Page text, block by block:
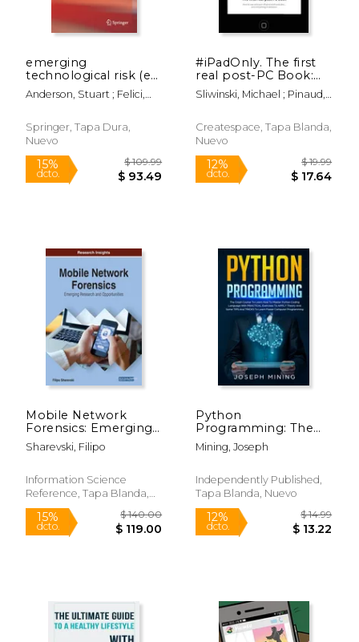
$ 15.68
15%
dcto.
6%
dcto.
emerging
technological risk (en
Inglés)
Anderson, Stuart ; Felici,
Springer, Tapa Dura,
Nuevo
#iPadOnly. The first
real post-PC Book:
How to use your iPad
to work and playand
between (en Inglés)
Sliwinski, Michael ; Pinaud,
Createspace, Tapa Blanda,
Nuevo
Mobile Network
Forensics: Emerging
Research and
Opportunities (en
Sharevski, Filipo
Information Science
Reference, Tapa Blanda,
Nuevo
Python
Programming: The
Crash Course To
Learn How To Master
Language To Apply
Theory And Some
Learn Faste (en
Inglés)
Mining, Joseph
Independently Published,
Tapa Blanda, Nuevo